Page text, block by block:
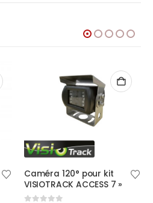
Caméra 120° pour kit
VISIOTRACK ACCESS 7 »